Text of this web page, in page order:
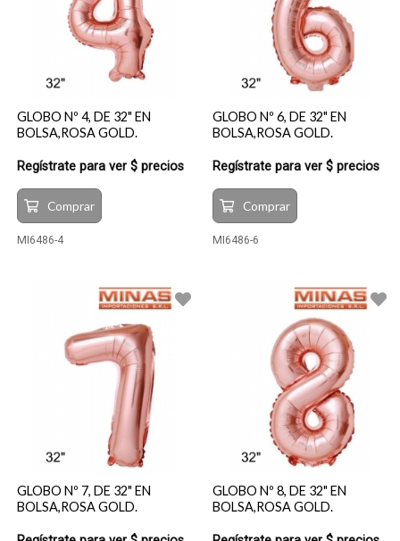
GLOBO Nº 4, DE 32" EN
BOLSA,ROSA GOLD.
Regístrate para ver $ precios
Comprar
MI6486-4
GLOBO Nº 6, DE 32" EN
BOLSA,ROSA GOLD.
Regístrate para ver $ precios
Comprar
MI6486-6
GLOBO Nº 7, DE 32" EN
BOLSA,ROSA GOLD.
GLOBO Nº 8, DE 32" EN
BOLSA,ROSA GOLD.